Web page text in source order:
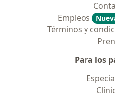
Empleos
Términos y
Para los